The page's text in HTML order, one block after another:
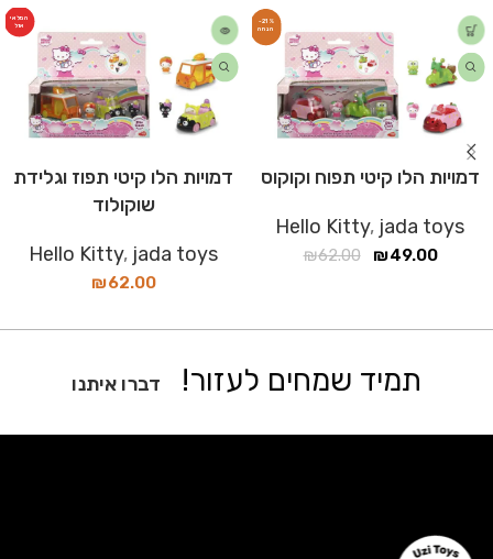
-21%
דמויות הלו קיטי תפוח וקוקוס
Hello Kitty, jada toys
₪62.00 ₪49.00
המלאי
אזל
דמויות הלו קיטי תפוז וגלידת
שוקולוד
Hello Kitty, jada toys
₪62.00
תמיד שמחים לעזור! דברו איתנו